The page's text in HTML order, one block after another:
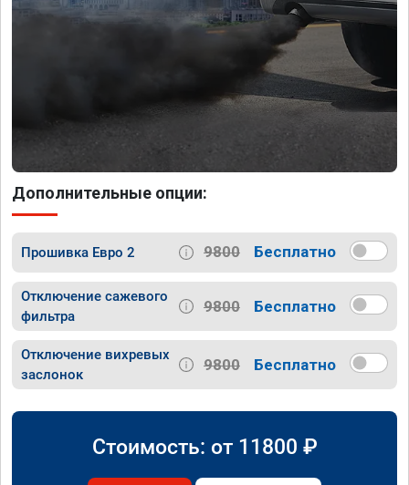
Дополнительные опции:
Прошивка Евро 2 9800 Бесплатно
Отключение сажевого
фильтра
9800 Бесплатно
Отключение вихревых
заслонок
9800 Бесплатно
Стоимость: от 11800 ₽